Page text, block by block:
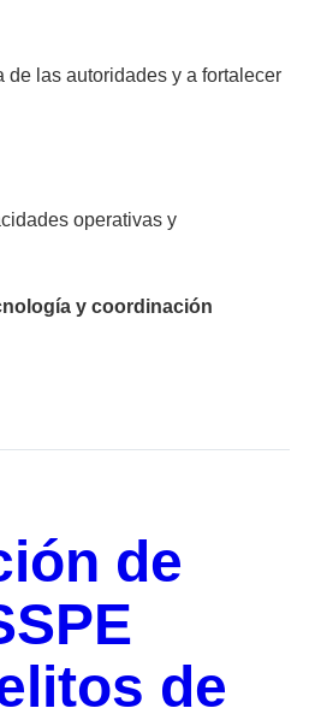
las autoridades y a fortalecer
operativas y
y coordinación
de
de